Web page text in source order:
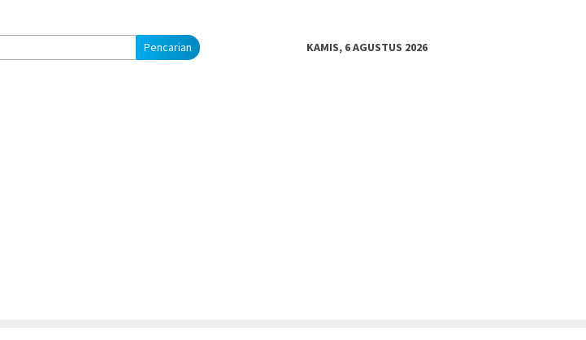
Pencarian KAMIS, 6 AGUSTUS 2026